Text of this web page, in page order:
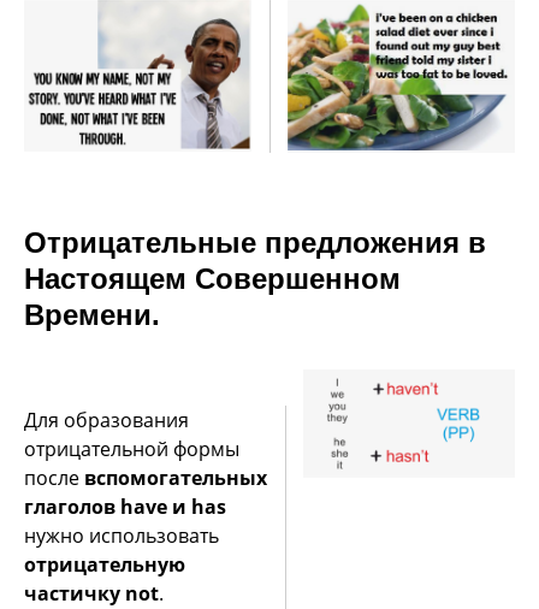
Отрицательные предложения в
Настоящем Совершенном
Времени.
Для образования
отрицательной формы
после вспомогательных
глаголов have и has
нужно использовать
отрицательную
частичку not.